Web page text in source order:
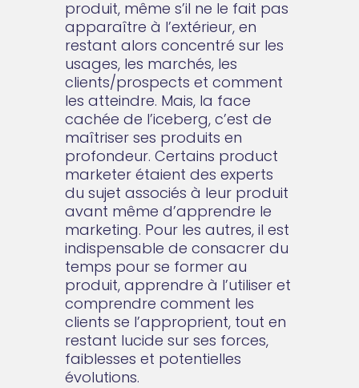
produit, même s’il ne le fait pas
apparaître à l’extérieur, en
restant alors concentré sur les
usages, les marchés, les
clients/prospects et comment
les atteindre. Mais, la face
cachée de l’iceberg, c’est de
maîtriser ses produits en
profondeur. Certains product
marketer étaient des experts
du sujet associés à leur produit
avant même d’apprendre le
marketing. Pour les autres, il est
indispensable de consacrer du
temps pour se former au
produit, apprendre à l’utiliser et
comprendre comment les
clients se l’approprient, tout en
restant lucide sur ses forces,
faiblesses et potentielles
évolutions.